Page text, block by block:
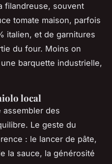
filandreuse, souvent
tomate maison, parfois
italien, et de garnitures
du four. Moins on
barquette industrielle,
local
des
Le geste du
: le lancer de pâte,
la sauce, la générosité